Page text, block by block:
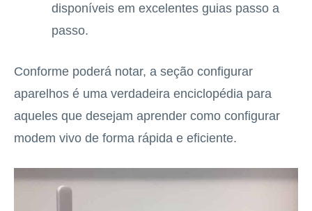
disponíveis em excelentes guias passo a
passo.
Conforme poderá notar, a seção configurar
aparelhos é uma verdadeira enciclopédia para
aqueles que desejam aprender como configurar
modem vivo de forma rápida e eficiente.